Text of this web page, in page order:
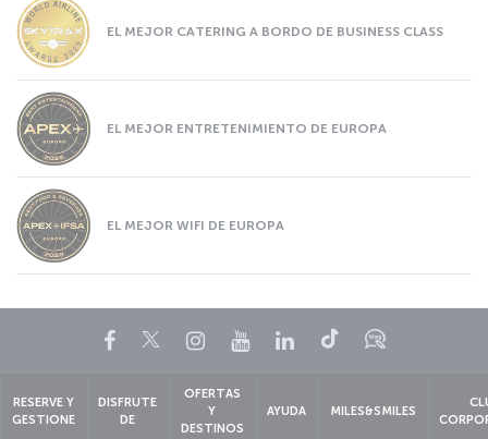
EL MEJOR CATERING A BORDO DE BUSINESS CLASS
EL MEJOR ENTRETENIMIENTO DE EUROPA
EL MEJOR WIFI DE EUROPA
Facebook
TwitterInstagram
YouTubeLinkedIn
TikTokBlog
RESERVE Y
GESTIONE
DISFRUTE
DE
OFERTAS
Y
DESTINOS
AYUDA MILES&SMILES